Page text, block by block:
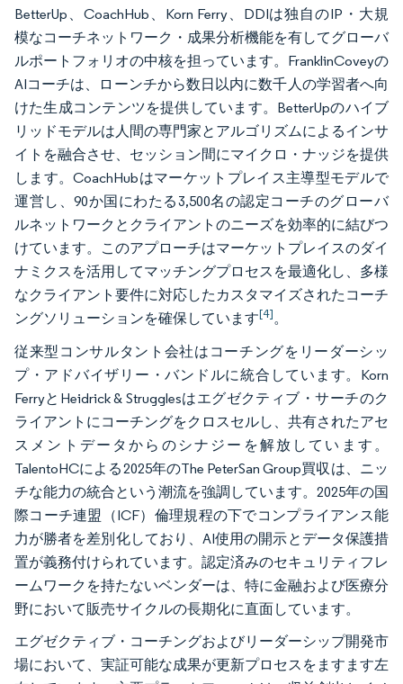
BetterUp、CoachHub、Korn Ferry、DDIは独自のIP・大規
模なコーチネットワーク・成果分析機能を有してグローバ
ルポートフォリオの中核を担っています。FranklinCoveyの
AIコーチは、ローンチから数日以内に数千人の学習者へ向
けた生成コンテンツを提供しています。BetterUpのハイブ
リッドモデルは人間の専門家とアルゴリズムによるインサ
イトを融合させ、セッション間にマイクロ・ナッジを提供
します。CoachHubはマーケットプレイス主導型モデルで
運営し、90か国にわたる3,500名の認定コーチのグローバ
ルネットワークとクライアントのニーズを効率的に結びつ
けています。このアプローチはマーケットプレイスのダイ
ナミクスを活用してマッチングプロセスを最適化し、多様
なクライアント要件に対応したカスタマイズされたコーチ
ングソリューションを確保しています[4]。
従来型コンサルタント会社はコーチングをリーダーシッ
プ・アドバイザリー・バンドルに統合しています。Korn
FerryとHeidrick & Strugglesはエグゼクティブ・サーチのク
ライアントにコーチングをクロスセルし、共有されたアセ
スメントデータからのシナジーを解放しています。
TalentoHCによる2025年のThe PeterSan Group買収は、ニッ
チな能力の統合という潮流を強調しています。2025年の国
際コーチ連盟（ICF）倫理規程の下でコンプライアンス能
力が勝者を差別化しており、AI使用の開示とデータ保護措
置が義務付けられています。認定済みのセキュリティフレ
ームワークを持たないベンダーは、特に金融および医療分
野において販売サイクルの長期化に直面しています。
エグゼクティブ・コーチングおよびリーダーシップ開発市
場において、実証可能な成果が更新プロセスをますます左